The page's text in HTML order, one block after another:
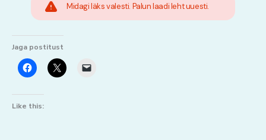
Midagi läks valesti. Palun laadi leht uuesti.
Jaga postitust
Like this: